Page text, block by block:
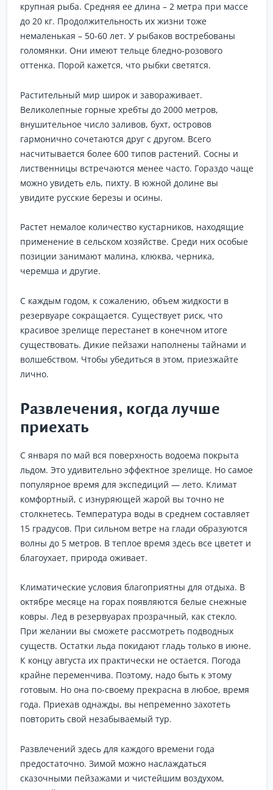
крупная рыба. Средняя ее длина – 2 метра при массе
до 20 кг. Продолжительность их жизни тоже
немаленькая – 50-60 лет. У рыбаков востребованы
голомянки. Они имеют тельце бледно-розового
оттенка. Порой кажется, что рыбки светятся.
Растительный мир широк и завораживает.
Великолепные горные хребты до 2000 метров,
внушительное число заливов, бухт, островов
гармонично сочетаются друг с другом. Всего
насчитывается более 600 типов растений. Сосны и
лиственницы встречаются менее часто. Гораздо чаще
можно увидеть ель, пихту. В южной долине вы
увидите русские березы и осины.
Растет немалое количество кустарников, находящие
применение в сельском хозяйстве. Среди них особые
позиции занимают малина, клюква, черника,
черемша и другие.
С каждым годом, к сожалению, объем жидкости в
резервуаре сокращается. Существует риск, что
красивое зрелище перестанет в конечном итоге
существовать. Дикие пейзажи наполнены тайнами и
волшебством. Чтобы убедиться в этом, приезжайте
лично.
Развлечения, когда лучше
приехать
С января по май вся поверхность водоема покрыта
льдом. Это удивительно эффектное зрелище. Но самое
популярное время для экспедиций — лето. Климат
комфортный, с изнуряющей жарой вы точно не
столкнетесь. Температура воды в среднем составляет
15 градусов. При сильном ветре на глади образуются
волны до 5 метров. В теплое время здесь все цветет и
благоухает, природа оживает.
Климатические условия благоприятны для отдыха. В
октябре месяце на горах появляются белые снежные
ковры. Лед в резервуарах прозрачный, как стекло.
При желании вы сможете рассмотреть подводных
существ. Остатки льда покидают гладь только в июне.
К концу августа их практически не остается. Погода
крайне переменчива. Поэтому, надо быть к этому
готовым. Но она по-своему прекрасна в любое, время
года. Приехав однажды, вы непременно захотеть
повторить свой незабываемый тур.
Развлечений здесь для каждого времени года
предостаточно. Зимой можно наслаждаться
сказочными пейзажами и чистейшим воздухом,